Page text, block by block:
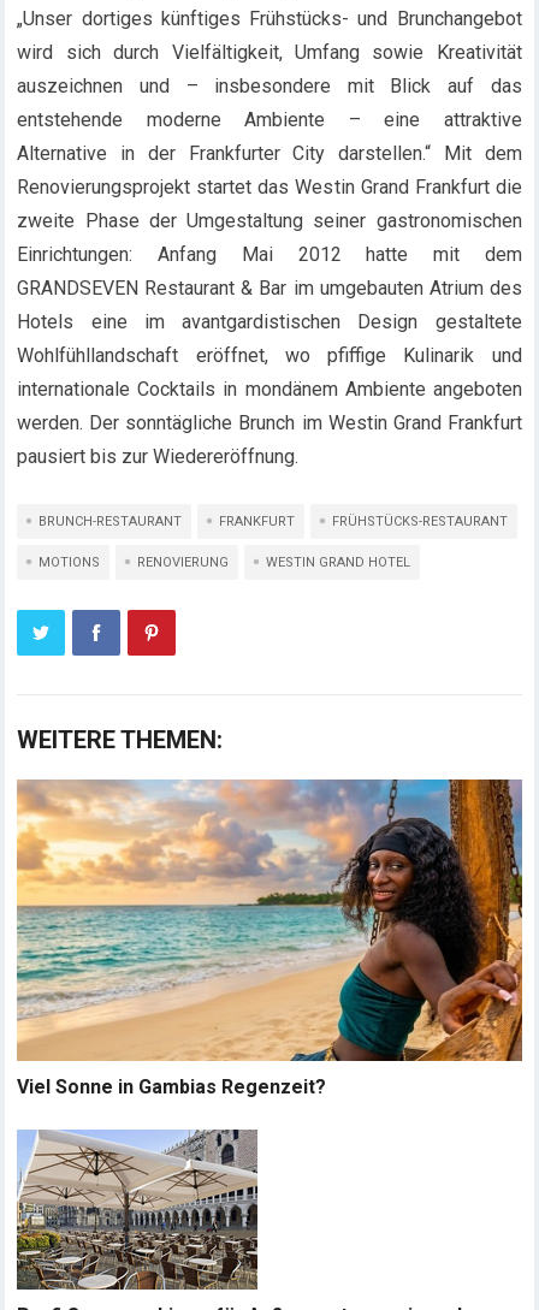
„Unser dortiges künftiges Frühstücks- und Brunchangebot
wird sich durch Vielfältigkeit, Umfang sowie Kreativität
auszeichnen und – insbesondere mit Blick auf das
entstehende moderne Ambiente – eine attraktive
Alternative in der Frankfurter City darstellen.“ Mit dem
Renovierungsprojekt startet das Westin Grand Frankfurt die
zweite Phase der Umgestaltung seiner gastronomischen
Einrichtungen: Anfang Mai 2012 hatte mit dem
GRANDSEVEN Restaurant & Bar im umgebauten Atrium des
Hotels eine im avantgardistischen Design gestaltete
Wohlfühllandschaft eröffnet, wo pfiffige Kulinarik und
internationale Cocktails in mondänem Ambiente angeboten
werden. Der sonntägliche Brunch im Westin Grand Frankfurt
pausiert bis zur Wiedereröffnung.
BRUNCH-RESTAURANT FRANKFURT FRÜHSTÜCKS-RESTAURANT
MOTIONS RENOVIERUNG WESTIN GRAND HOTEL
WEITERE THEMEN:
Viel Sonne in Gambias Regenzeit?